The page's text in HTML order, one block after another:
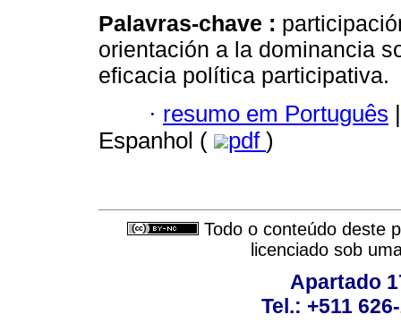
Palavras-chave :
orientación a la dominancia
eficacia política participativa.
· resumo em Português |
Espanhol (
pdf )
Todo o conteúdo deste
licenciado sob
Apartado
Tel.: +511